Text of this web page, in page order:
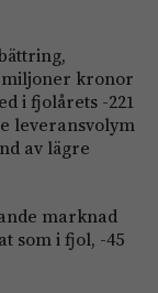
miljoner kronor
i fjolårets -221
leveransvolym
av lägre
marknad
som i fjol, -45